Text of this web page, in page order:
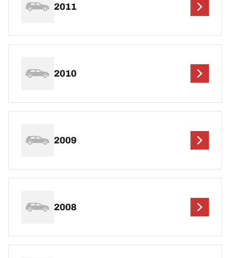
2011
2010
2009
2008